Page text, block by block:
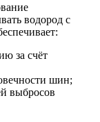
водород с
за счёт
шин;
выбросов